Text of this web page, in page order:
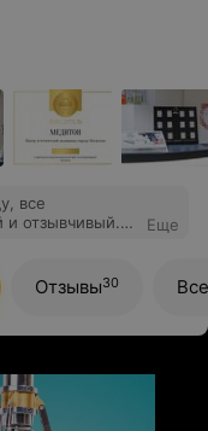
все
отзывчивый.
ответил на
Еще
Отзывы30